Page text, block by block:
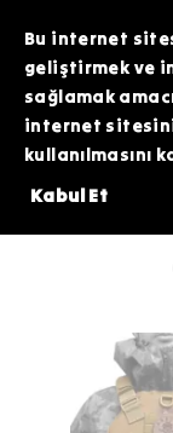
HATTIMIZDAN
Bu internet
geliştirmek ve
sağlamak
internet
kullanılmasını
Kabul Et
SİZİN